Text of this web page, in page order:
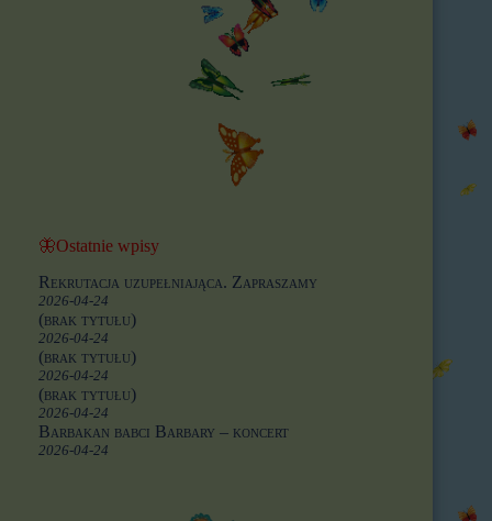
🦋Ostatnie wpisy
Rekrutacja uzupełniająca. Zapraszamy
2026-04-24
(brak tytułu)
2026-04-24
(brak tytułu)
2026-04-24
(brak tytułu)
2026-04-24
Barbakan babci Barbary – koncert
2026-04-24